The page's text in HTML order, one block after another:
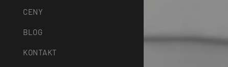
CENY
BLOG
KONTAKT